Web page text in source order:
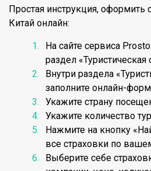
Простая инструкция, оформить
Китай онлайн:
На сайте сервиса
раздел «Туристическая
Внутри раздела
заполните онлайн-
Укажите страну
Укажите количество
Нажмите на кнопку
все страховки по
Выберите себе